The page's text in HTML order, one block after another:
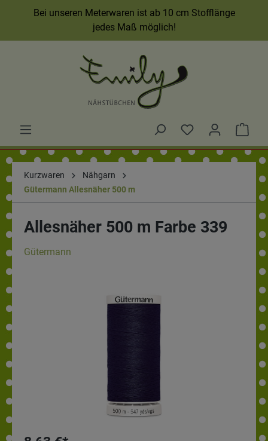
Bei unseren Meterwaren ist ab 10 cm Stofflänge
jedes Maß möglich!
Kurzwaren
Nähgarn
Gütermann Allesnäher 500 m
Allesnäher 500 m Farbe 339
Gütermann